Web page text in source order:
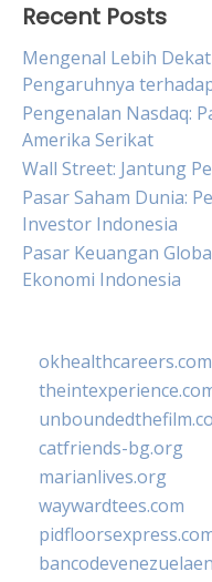
Recent Posts
Mengenal Lebih
Pengaruhnya
Pengenalan Nasdaq:
Amerika Serikat
Wall Street: Jantung
Pasar Saham Dunia:
Investor Indonesia
Pasar Keuangan
Ekonomi Indonesia
okhealthcareers.com
catfriends-bg.org
marianlives.org
waywardtees.com